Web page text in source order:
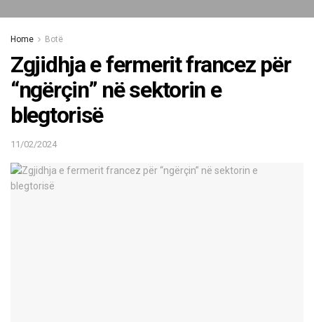
Home Botë
Zgjidhja e fermerit francez për
“ngërçin” në sektorin e
blegtorisë
11/02/2024